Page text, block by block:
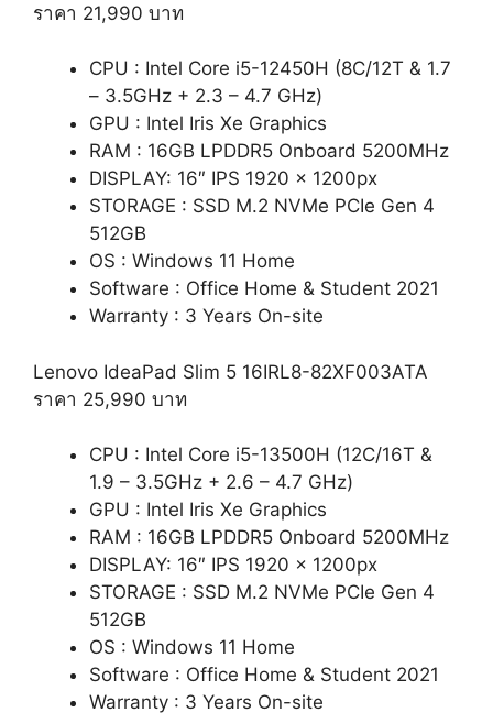
ราคา 21,990 บาท
CPU : Intel Core i5-12450H (8C/12T & 1.7
– 3.5GHz + 2.3 – 4.7 GHz)
GPU : Intel Iris Xe Graphics
RAM : 16GB LPDDR5 Onboard 5200MHz
DISPLAY: 16″ IPS 1920 x 1200px
STORAGE : SSD M.2 NVMe PCIe Gen 4
512GB
OS : Windows 11 Home
Software : Office Home & Student 2021
Warranty : 3 Years On-site
Lenovo IdeaPad Slim 5 16IRL8-82XF003ATA
ราคา 25,990 บาท
CPU : Intel Core i5-13500H (12C/16T &
1.9 – 3.5GHz + 2.6 – 4.7 GHz)
GPU : Intel Iris Xe Graphics
RAM : 16GB LPDDR5 Onboard 5200MHz
DISPLAY: 16″ IPS 1920 x 1200px
STORAGE : SSD M.2 NVMe PCIe Gen 4
512GB
OS : Windows 11 Home
Software : Office Home & Student 2021
Warranty : 3 Years On-site